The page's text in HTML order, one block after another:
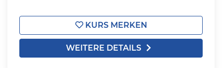
KURS MERKEN
WEITERE DETAILS